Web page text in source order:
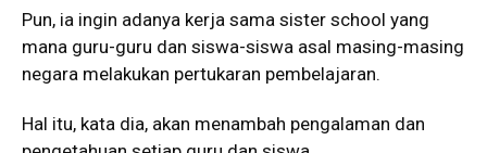
Pun, ia ingin adanya kerja sama sister school yang
mana guru-guru dan siswa-siswa asal masing-masing
negara melakukan pertukaran pembelajaran.
Hal itu, kata dia, akan menambah pengalaman dan